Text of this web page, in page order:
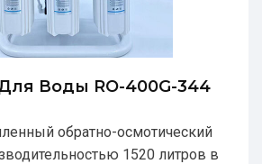
Воды RO-400G-344
обратно-осмотический
1520 литров в